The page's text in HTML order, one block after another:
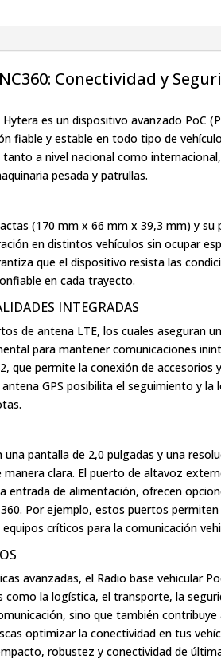
Conectividad y
Hytera es un dispositivo avanzado PoC
fiable y estable en todo tipo de
a nivel nacional como
pesada y patrullas.
(170 mm x 66 mm x 39,3 mm) y su
en distintos vehículos sin ocupar
que el dispositivo resista las
en cada trayecto.
INTEGRADAS
de antena LTE, los cuales aseguran
para mantener comunicaciones
que permite la conexión de accesorios
GPS posibilita el seguimiento y la
pantalla de 2,0 pulgadas y una
clara. El puerto de altavoz
entrada de alimentación, ofrecen
Por ejemplo, estos puertos
críticos para la comunicación
avanzadas, el Radio base vehicular
la logística, el transporte, la
sino que también contribuye
optimizar la conectividad en tus
robustez y conectividad de